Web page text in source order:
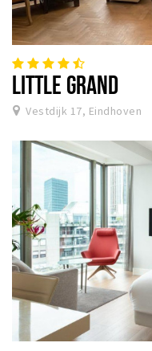
LITTLE GRAND
Vestdijk 17, Eindhoven